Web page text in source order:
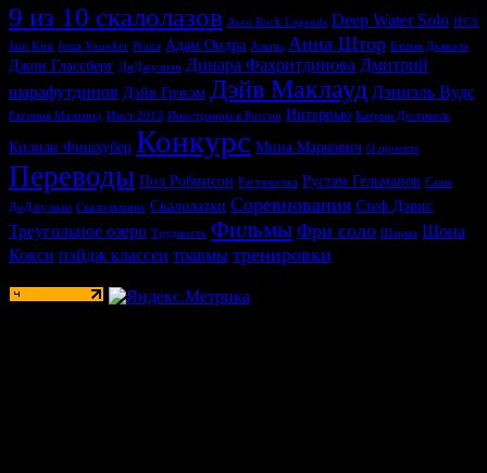
9 из 10 скалолазов Arco Rock Legends Deep Water Solo IFCS
Jain Kim Jessa Younker Prana Адам Ондра Альпы Анна Штор Башня Дьявола
Джон Глассберг ДиДжулиан Динара Фахритдинова Дмитрий
шарафутдинов Дэйв Грэхэм Дэйв Маклауд Дэниэль Вудс
Евгения Маламид Имст 2013 Иностранцы в России Интервью Катрин Дестивель
Килиан Фишхубер Конкурс Мина Маркович О проекте
Переводы Пол Робинсон Растяжечка Рустам Гельманов Саша
ДиДжулиан Скалолазание Скалолазки Соревнования Стеф Дэвис
Треугольное озеро Трудность Фильмы Фри соло Шарма Шона
Кокси пэйдж классен травмы тренировки